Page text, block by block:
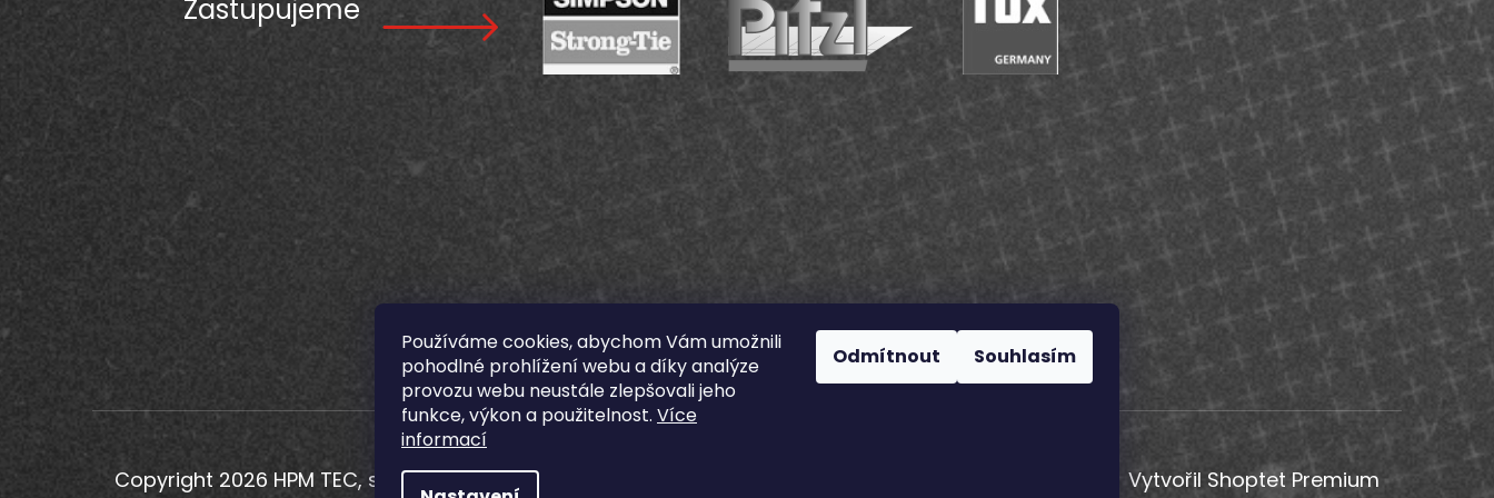
Používáme cookies, abychom Vám umožnili
pohodlné prohlížení webu a díky analýze
provozu webu neustále zlepšovali jeho
funkce, výkon a použitelnost. Více
informací
Odmítnout Souhlasím
u
Zastupujeme
Vytvořil Shoptet Premium
Copyright 2026 HPM TEC, s.r.o.. Všechna práva vyhrazena.